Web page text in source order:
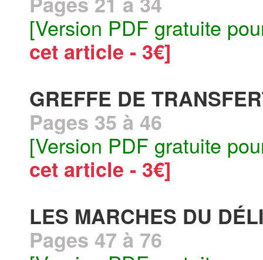
[Version PDF gratuite
cet article - 3€]
GREFFE DE
Pages 35 à 46
[Version PDF gratuite
cet article - 3€]
LES MARCHES DU
Pages 47 à 76